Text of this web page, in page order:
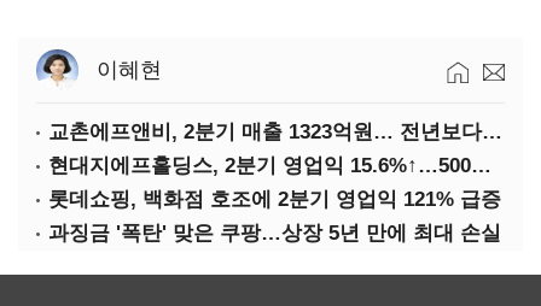
이혜현
교촌에프앤비, 2분기 매출 1323억원… 전년보다 4.9%↑
현대지에프홀딩스, 2분기 영업익 15.6%↑…500억 규모 자사주 매입
롯데쇼핑, 백화점 호조에 2분기 영업익 121% 급증
과징금 '폭탄' 맞은 쿠팡…상장 5년 만에 최대 손실